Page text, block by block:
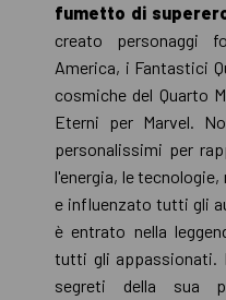
fumetto di
creato personaggi
America, i Fantastici
cosmiche del Quarto
Eterni per Marvel.
personalissimi per
l'energia, le
e influenzato tutti gli
è entrato nella
tutti gli appassionati.
segreti della sua